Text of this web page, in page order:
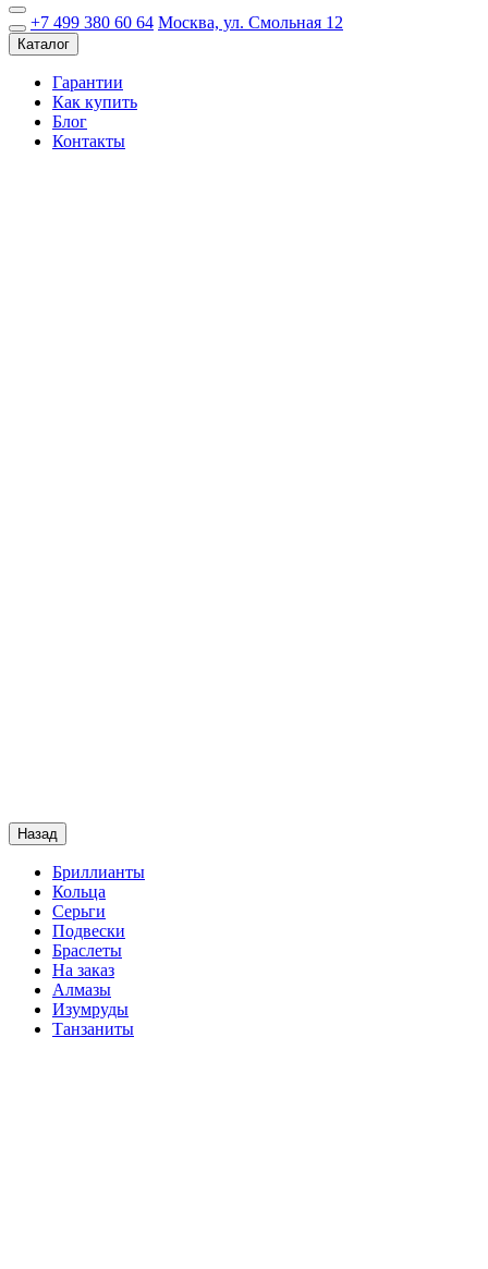
+7 499 380 60 64 Москва, ул. Смольная 12
Каталог
Гарантии
Как купить
Блог
Контакты
Назад
Бриллианты
Кольца
Серьги
Подвески
Браслеты
На заказ
Алмазы
Изумруды
Танзаниты